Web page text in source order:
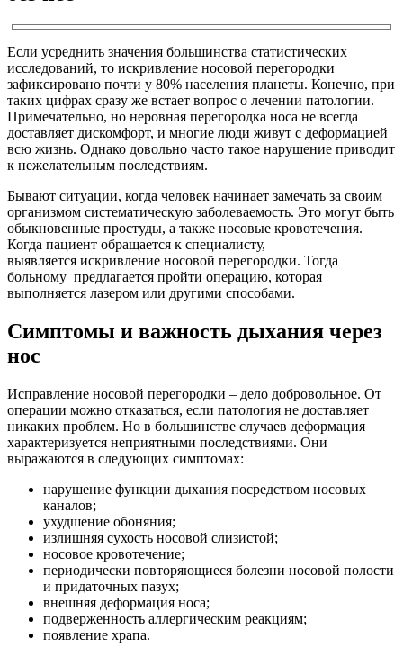
Если усреднить значения большинства статистических
исследований, то искривление носовой перегородки
зафиксировано почти у 80% населения планеты. Конечно, при
таких цифрах сразу же встает вопрос о лечении патологии.
Примечательно, но неровная перегородка носа не всегда
доставляет дискомфорт, и многие люди живут с деформацией
всю жизнь. Однако довольно часто такое нарушение приводит
к нежелательным последствиям.
Бывают ситуации, когда человек начинает замечать за своим
организмом систематическую заболеваемость. Это могут быть
обыкновенные простуды, а также носовые кровотечения.
Когда пациент обращается к специалисту,
выявляется искривление носовой перегородки. Тогда
больному предлагается пройти операцию, которая
выполняется лазером или другими способами.
Симптомы и важность дыхания через
нос
Исправление носовой перегородки – дело добровольное. От
операции можно отказаться, если патология не доставляет
никаких проблем. Но в большинстве случаев деформация
характеризуется неприятными последствиями. Они
выражаются в следующих симптомах:
нарушение функции дыхания посредством носовых
каналов;
ухудшение обоняния;
излишняя сухость носовой слизистой;
носовое кровотечение;
периодически повторяющиеся болезни носовой полости
и придаточных пазух;
внешняя деформация носа;
подверженность аллергическим реакциям;
появление храпа.